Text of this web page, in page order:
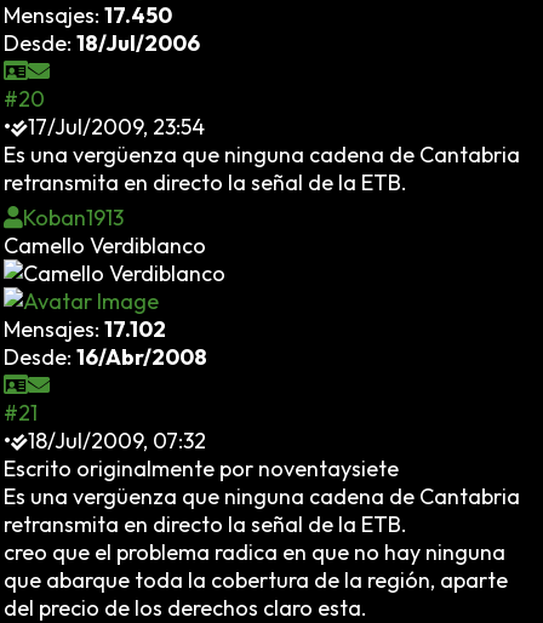
Mensajes: 17.450
Desde: 18/Jul/2006
#20
•
17/Jul/2009, 23:54
Es una vergüenza que ninguna cadena de Cantabria
retransmita en directo la señal de la ETB.
Koban1913
Camello Verdiblanco
Mensajes: 17.102
Desde: 16/Abr/2008
#21
•
18/Jul/2009, 07:32
Escrito originalmente por noventaysiete
Es una vergüenza que ninguna cadena de Cantabria
retransmita en directo la señal de la ETB.
creo que el problema radica en que no hay ninguna
que abarque toda la cobertura de la región, aparte
del precio de los derechos claro esta.